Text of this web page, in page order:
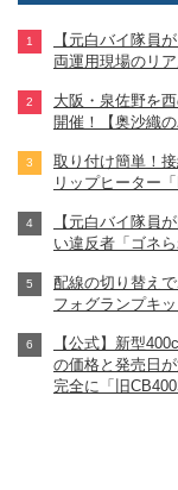
【元白バイ隊員
両運用現場のリ
大阪・泉佐野を
開催！【奥沙織の
取り付け簡単！
リップヒーター
【元白バイ隊員
い違反者「ゴネら
配線の切り替え
フォグランプキ
【公式】新型
の価格と発売日
完全に「旧